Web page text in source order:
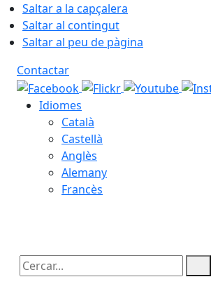
Saltar a la capçalera
Saltar al contingut
Saltar al peu de pàgina
Contactar
Idiomes
Català
Castellà
Anglès
Alemany
Francès
Cercar: